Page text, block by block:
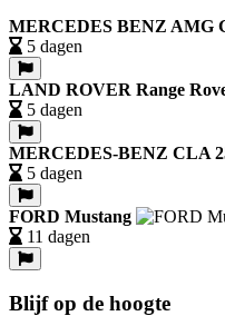
MERCEDES BENZ AMG
5 dagen
LAND ROVER Range
5 dagen
MERCEDES-BENZ CLA
5 dagen
FORD Mustang
11 dagen
Blijf op de hoogte